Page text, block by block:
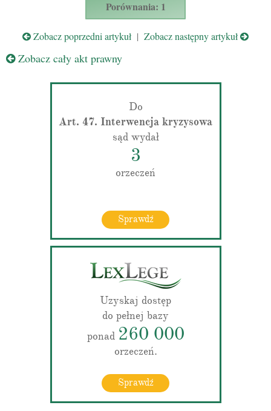
Porównania: 1
Zobacz poprzedni artykuł | Zobacz następny artykuł
Zobacz cały akt prawny
Do
Art. 47. Interwencja kryzysowa
sąd wydał
3
orzeczeń
Sprawdź
Uzyskaj dostęp
do pełnej bazy
ponad 260 000
orzeczeń.
Sprawdź